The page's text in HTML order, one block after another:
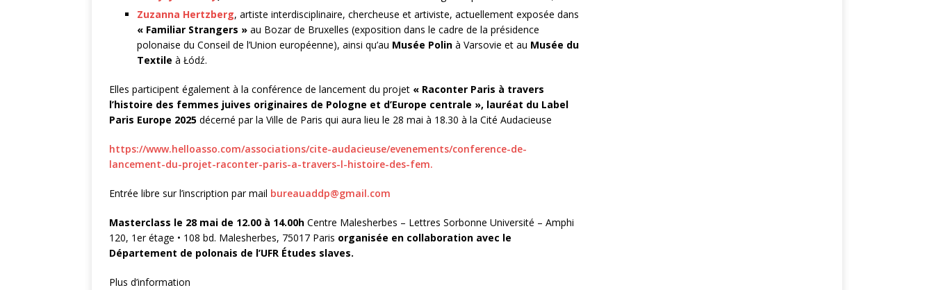
Zuzanna Hertzberg, artiste interdisciplinaire, chercheuse et artiviste, actuellement exposée dans
« Familiar Strangers » au Bozar de Bruxelles (exposition dans le cadre de la présidence
polonaise du Conseil de l’Union européenne), ainsi qu’au Musée Polin à Varsovie et au Musée du
Textile à Łódź.
Elles participent également à la conférence de lancement du projet « Raconter Paris à travers
l’histoire des femmes juives originaires de Pologne et d’Europe centrale », lauréat du Label
Paris Europe 2025 décerné par la Ville de Paris qui aura lieu le 28 mai à 18.30 à la Cité Audacieuse
https://www.helloasso.com/associations/cite-audacieuse/evenements/conference-de-
lancement-du-projet-raconter-paris-a-travers-l-histoire-des-fem.
Entrée libre sur l’inscription par mail bureauaddp@gmail.com
Masterclass le 28 mai de 12.00 à 14.00h Centre Malesherbes – Lettres Sorbonne Université – Amphi
120, 1er étage • 108 bd. Malesherbes, 75017 Paris organisée en collaboration avec le
Département de polonais de l’UFR Études slaves.
Plus d’information